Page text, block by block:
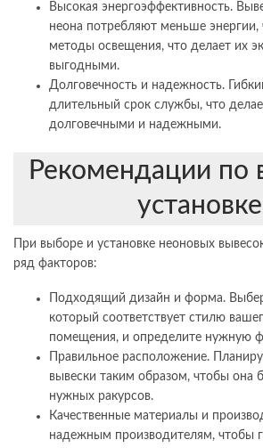
Высокая энергоэффективность.
неона потребляют меньше
методы освещения, что делает их
выгодными.
Долговечность и надежность.
длительный срок службы, что
долговечными и надежными.
Рекомендации по
установке
При выборе и установке неоновых
ряд факторов:
Подходящий дизайн и форма.
который соответствует стилю
помещения, и определите нужную
Правильное расположение.
вывески таким образом, чтобы она
нужных ракурсов.
Качественные материалы и
надежным производителям, чтобы